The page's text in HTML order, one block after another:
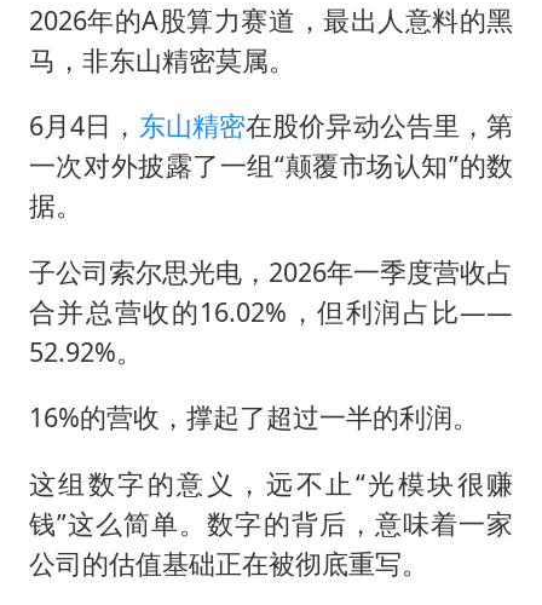
2026年的A股算力赛道，最出人意料的黑
马，非东山精密莫属。
6月4日， 东山精密在股价异动公告里，第
一次对外披露了一组“颠覆市场认知”的数
据。
子公司索尔思光电，2026年一季度营收占
合并总营收的16.02%，但利润占比——
52.92%。
16%的营收，撑起了超过一半的利润。
这组数字的意义，远不止“光模块很赚
钱”这么简单。数字的背后，意味着一家
公司的估值基础正在被彻底重写。